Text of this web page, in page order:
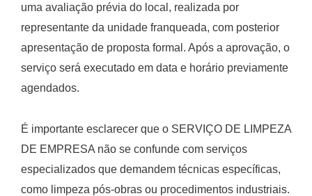
uma avaliação prévia do local, realizada por
representante da unidade franqueada, com posterior
apresentação de proposta formal. Após a aprovação, o
serviço será executado em data e horário previamente
agendados.
É importante esclarecer que o SERVIÇO DE LIMPEZA
DE EMPRESA não se confunde com serviços
especializados que demandem técnicas específicas,
como limpeza pós-obras ou procedimentos industriais.